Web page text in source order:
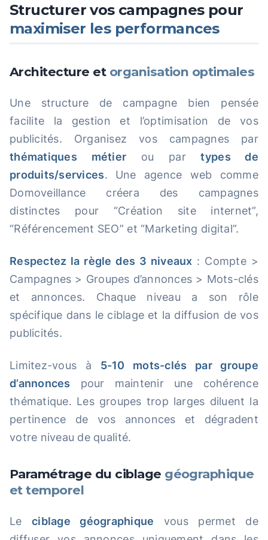
Structurer vos campagnes pour
maximiser les performances
Architecture et organisation optimales
Une structure de campagne bien pensée
facilite la gestion et l’optimisation de vos
publicités. Organisez vos campagnes par
thématiques métier ou partypes de
produits/services. Une agence web comme
Domoveillance créera des campagnes
distinctes pour “Création site internet”,
“Référencement SEO” et “Marketing digital”.
Respectez la règle des 3 niveaux : Compte >
Campagnes > Groupes d’annonces > Mots-clés
et annonces. Chaque niveau a son rôle
spécifique dans le ciblage et la diffusion de vos
publicités.
Limitez-vous à 5-10 mots-clés par groupe
d’annonces pour maintenir une cohérence
thématique. Les groupes trop larges diluent la
pertinence de vos annonces et dégradent
votre niveau de qualité.
Paramétrage du ciblage géographique
et temporel
Le ciblage géographique vous permet de